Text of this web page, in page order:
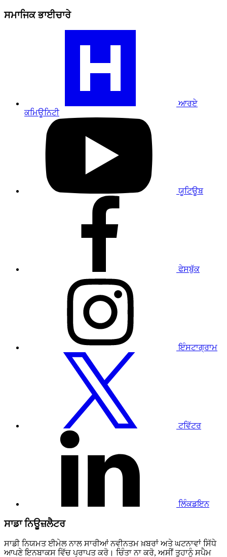
ਸਮਾਜਿਕ ਭਾਈਚਾਰੇ
ਆਰਏ
ਕਮਿਊਨਿਟੀ
YouTube
ਪ੍ਰੋਫਾਈਲ
ਯੂਟਿਊਬ
ਫੇਸਬੁੱਕ
ਇੰਸਟਾਗ੍ਰਾਮ
ਟਵਿੱਟਰ
ਲਿੰਕਡਇਨ
ਸਾਡਾ ਨਿਊਜ਼ਲੈਟਰ
ਸਾਡੀ ਨਿਯਮਤ ਈਮੇਲ ਨਾਲ ਸਾਰੀਆਂ ਨਵੀਨਤਮ ਖ਼ਬਰਾਂ ਅਤੇ ਘਟਨਾਵਾਂ ਸਿੱਧੇ
ਆਪਣੇ ਇਨਬਾਕਸ ਵਿੱਚ ਪ੍ਰਾਪਤ ਕਰੋ। ਚਿੰਤਾ ਨਾ ਕਰੋ, ਅਸੀਂ ਤੁਹਾਨੂੰ ਸਪੈਮ